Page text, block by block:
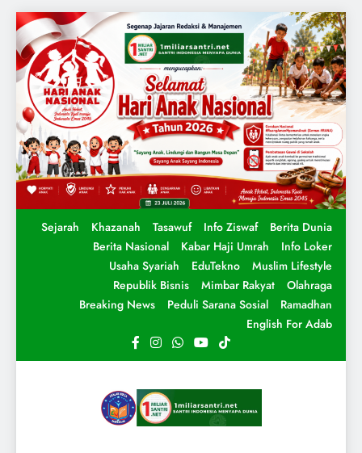
Sejarah Khazanah Tasawuf Info Ziswaf
Berita Dunia
Berita Nasional
Kabar Haji Umrah
Info Loker
Usaha Syariah
EduTekno
Muslim Lifestyle
Republik Bisnis
Mimbar Rakyat
Olahraga
Breaking News
Peduli Sarana Sosial
Ramadhan
English For Adab